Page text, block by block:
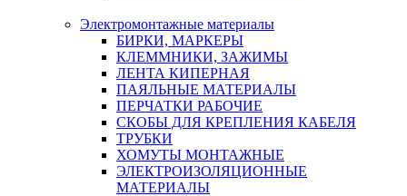
Электромонтажные материалы
БИРКИ, МАРКЕРЫ
КЛЕММНИКИ, ЗАЖИМЫ
ЛЕНТА КИПЕРНАЯ
ПАЯЛЬНЫЕ МАТЕРИАЛЫ
ПЕРЧАТКИ РАБОЧИЕ
СКОБЫ ДЛЯ КРЕПЛЕНИЯ КАБЕЛЯ
ТРУБКИ
ХОМУТЫ МОНТАЖНЫЕ
ЭЛЕКТРОИЗОЛЯЦИОННЫЕ
МАТЕРИАЛЫ